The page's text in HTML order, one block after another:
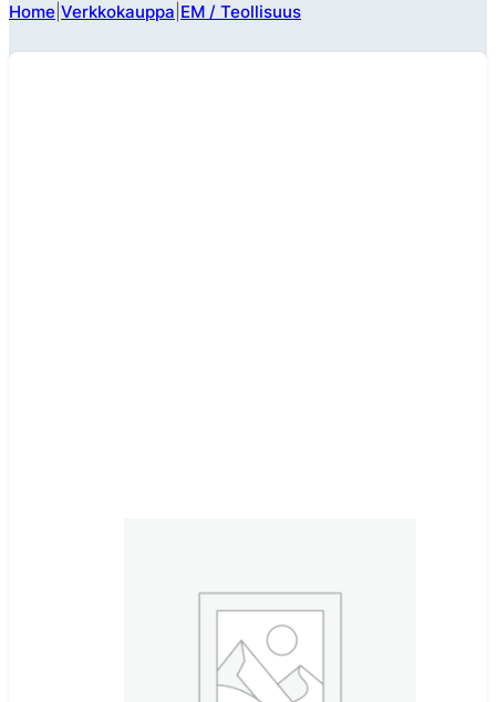
Home Verkkokauppa EM / Teollisuus